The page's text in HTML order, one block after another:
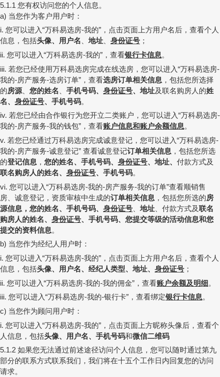
5.1.1 您有权访问您的个人信息。
a) 当您作为客户用户时：
i. 您可以进入“万科易选房-我的” ， 点击页面上方用户名后，查看个人
信息，包括头像、用户名、 地址、 身份证号 ；
ii. 您可以进入“万科易选房-我的” ，查看银行卡信息。
iii. 若您已经使用万科易选房完成在线选房，您可以进入“万科易选房-
我的-房产服务-选房订单” ，查看选房订单相关信息 ，包括您所选择
的房源、 您的姓名、 手机号码、 身份证号、地址及联名购房人的姓
名、 身份证号、手机号码。
iv. 若您已经由合作银行为您开立二类账户，您可以进入“万科易选房-
我的-房产服务-我的钱包” ，查看账户信息和账户余额信息。
v. 若您已经通过万科易选房完成诚意登记，您可以进入“万科易选房-
我的-房产服务-诚意登记” 查看诚意登记订单相关信息 ，包括您所选
的登记信息 ， 您的姓名、 手机号码、 身份证号、地址、 付款方式及
联名购房人的姓名、 身份证号、手机号码。
vi. 您可以进入“万科易选房-我的-房产服务-我的订单”查看顺销售
房、诚意登记，资质审核中生成的订单相关信息 ，包括您所选的房
源信息 ，您的姓名、手机号码、 身份证号、 地址、付款方式及联名
购房人的姓名、 身份证号、手机号码、 您提交等级的活动信息和您
提交的资料信息。
b) 当您作为经纪人用户时：
i. 您可以进入“万科易选房-我的” ， 点击页面上方用户名后，查看个人
信息，包括头像、用户名、经纪人类型、 地址、 身份证号 ；
ii. 您可以进入“万科易选房-我的-我的佣金” ，查看账户余额及明细。
iii. 您可以进入“万科易选房-我的-银行卡” ，查看绑定银行卡信息。
c) 当您作为顾问用户时：
i. 您可以进入“万科易选房-我的” ， 点击页面上方昵称头像后，查看个
人信息，包括头像、用户名、 手机号码和微信二维码
5.1.2 如果您无法通过前述途径访问个人信息，您可以随时通过第九
部分的联系方式联系我们，我们将在十五个工作日内回复您的访问
请求。